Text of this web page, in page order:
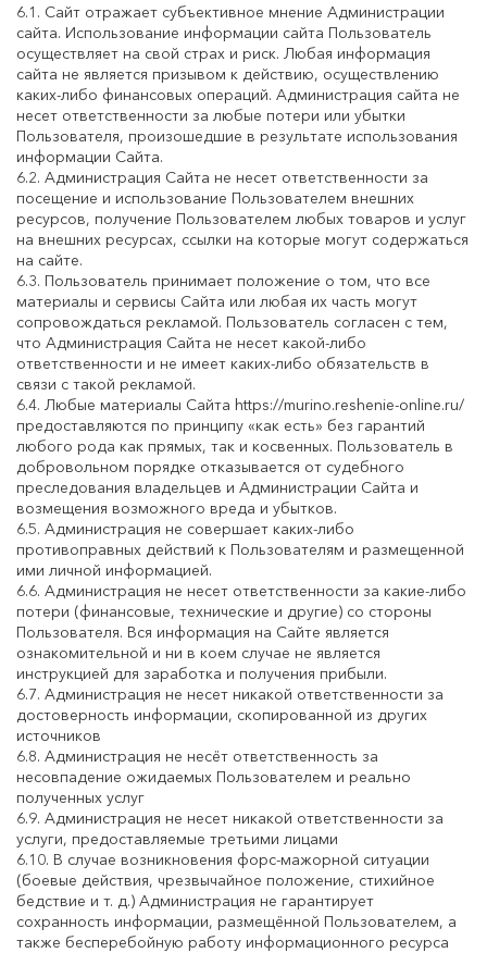
6.1. Сайт отражает субъективное мнение Администрации
сайта. Использование информации сайта Пользователь
осуществляет на свой страх и риск. Любая информация
сайта не является призывом к действию, осуществлению
каких-либо финансовых операций. Администрация сайта не
несет ответственности за любые потери или убытки
Пользователя, произошедшие в результате использования
информации Сайта.
6.2. Администрация Сайта не несет ответственности за
посещение и использование Пользователем внешних
ресурсов, получение Пользователем любых товаров и услуг
на внешних ресурсах, ссылки на которые могут содержаться
на сайте.
6.3. Пользователь принимает положение о том, что все
материалы и сервисы Сайта или любая их часть могут
сопровождаться рекламой. Пользователь согласен с тем,
что Администрация Сайта не несет какой-либо
ответственности и не имеет каких-либо обязательств в
связи с такой рекламой.
6.4. Любые материалы Сайта https://murino.reshenie-online.ru/
предоставляются по принципу «как есть» без гарантий
любого рода как прямых, так и косвенных. Пользователь в
добровольном порядке отказывается от судебного
преследования владельцев и Администрации Сайта и
возмещения возможного вреда и убытков.
6.5. Администрация не совершает каких-либо
противоправных действий к Пользователям и размещенной
ими личной информацией.
6.6. Администрация не несет ответственности за какие-либо
потери (финансовые, технические и другие) со стороны
Пользователя. Вся информация на Сайте является
ознакомительной и ни в коем случае не является
инструкцией для заработка и получения прибыли.
6.7. Администрация не несет никакой ответственности за
достоверность информации, скопированной из других
источников
6.8. Администрация не несёт ответственность за
несовпадение ожидаемых Пользователем и реально
полученных услуг
6.9. Администрация не несет никакой ответственности за
услуги, предоставляемые третьими лицами
6.10. В случае возникновения форс-мажорной ситуации
(боевые действия, чрезвычайное положение, стихийное
бедствие и т. д.) Администрация не гарантирует
сохранность информации, размещённой Пользователем, а
также бесперебойную работу информационного ресурса